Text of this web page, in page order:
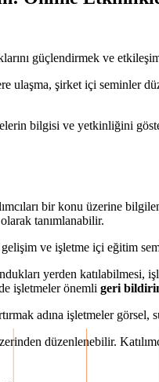
güçlendirmek ve
ulaşma, şirket içi
bilgisi ve yetkinliğini
bir konu üzerine
tanımlanabilir.
ve işletme içi eğitim
yerden katılabilmesi,
işletmeler önemli geri
adına işletmeler görsel,
düzenlenebilir.